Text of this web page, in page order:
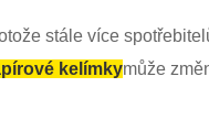
stále více
kelímkymůže